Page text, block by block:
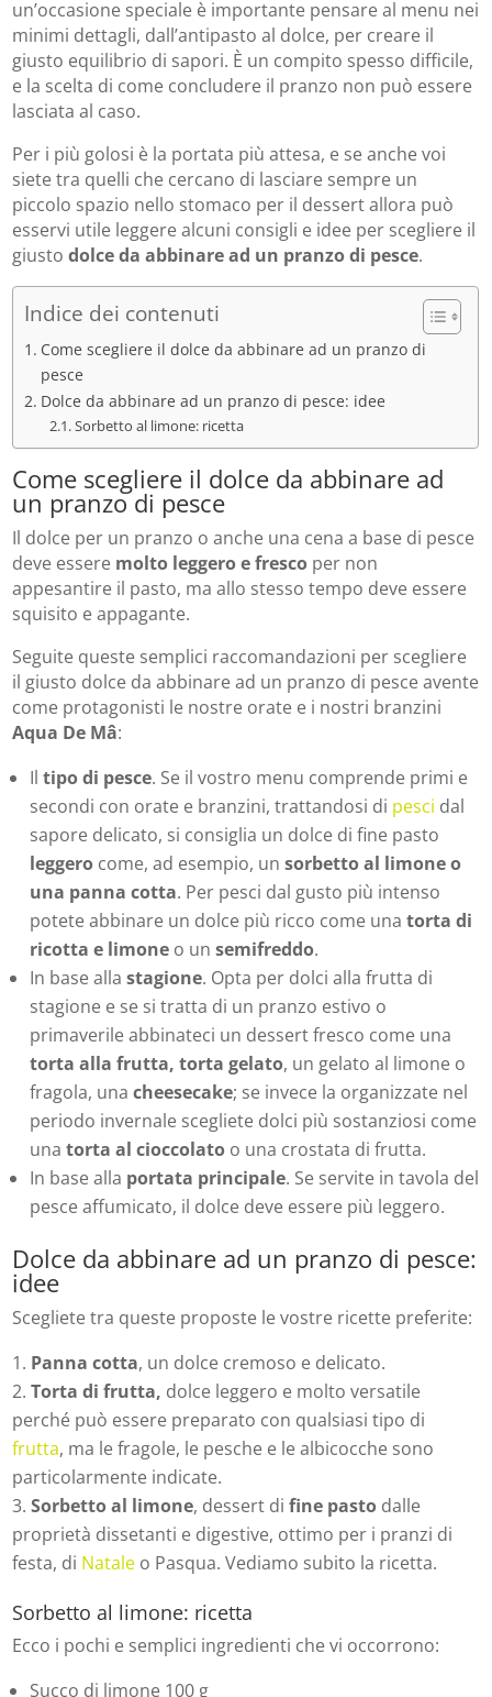
un’occasione speciale è importante pensare al menu nei
minimi dettagli, dall’antipasto al dolce, per creare il
giusto equilibrio di sapori. È un compito spesso difficile,
e la scelta di come concludere il pranzo non può essere
lasciata al caso.
Per i più golosi è la portata più attesa, e se anche voi
siete tra quelli che cercano di lasciare sempre un
piccolo spazio nello stomaco per il dessert allora può
esservi utile leggere alcuni consigli e idee per scegliere il
giustodolce da abbinare ad un pranzo di pesce.
Indice dei contenuti
Come scegliere il dolce da abbinare ad un pranzo di
pesce
Dolce da abbinare ad un pranzo di pesce: idee
Sorbetto al limone: ricetta
Come scegliere il dolce da abbinare ad
un pranzo di pesce
Il dolce per un pranzo o anche una cena a base di pesce
deve essere molto leggero e fresco per non
appesantire il pasto, ma allo stesso tempo deve essere
squisito e appagante.
Seguite queste semplici raccomandazioni per scegliere
il giusto dolce da abbinare ad un pranzo di pesce avente
come protagonisti le nostre orate e i nostri branzini
Aqua De Mâ:
Il tipo di pesce. Se il vostro menu comprende primi e
secondi con orate e branzini, trattandosi di pesci dal
sapore delicato, si consiglia un dolce di fine pasto
leggero come, ad esempio, unsorbetto al limone o
una panna cotta. Per pesci dal gusto più intenso
potete abbinare un dolce più ricco come unatorta di
ricotta e limone o unsemifreddo.
In base allastagione. Opta per dolci alla frutta di
stagione e se si tratta di un pranzo estivo o
primaverile abbinateci un dessert fresco come una
torta alla frutta, torta gelato, un gelato al limone o
fragola, unacheesecake; se invece la organizzate nel
periodo invernale scegliete dolci più sostanziosi come
unatorta al cioccolato o una crostata di frutta.
In base alla portata principale. Se servite in tavola del
pesce affumicato, il dolce deve essere più leggero.
Dolce da abbinare ad un pranzo di pesce:
idee
Scegliete tra queste proposte le vostre ricette preferite:
Panna cotta, un dolce cremoso e delicato.
Torta di frutta, dolce leggero e molto versatile
perché può essere preparato con qualsiasi tipo di
frutta, ma le fragole, le pesche e le albicocche sono
particolarmente indicate.
Sorbetto al limone, dessert difine pasto dalle
proprietà dissetanti e digestive, ottimo per i pranzi di
festa, di Natale o Pasqua. Vediamo subito la ricetta.
Sorbetto al limone: ricetta
Ecco i pochi e semplici ingredienti che vi occorrono:
Succo di limone 100 g